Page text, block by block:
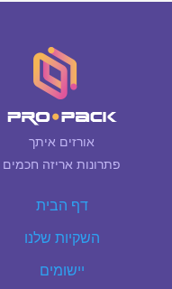
אורזים איתך
פתרונות אריזה חכמים
דף הבית
השקיות שלנו
יישומים